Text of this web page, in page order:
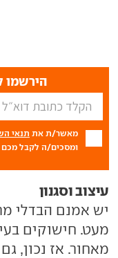
הירשמו
מאשר/ת את תנאי
ומסכים/ה לקבל מכם
עיצוב וסגנון
יש אמנם הבדלי
מאחור. אז נכון,